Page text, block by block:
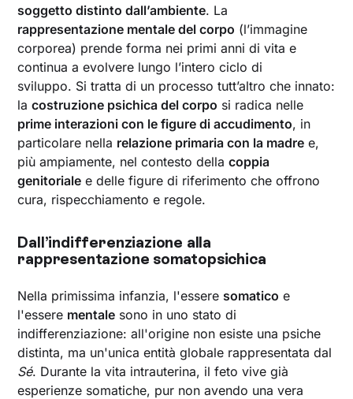
soggetto distinto dall’ambiente. La
rappresentazione mentale del corpo (l’immagine
corporea) prende forma nei primi anni di vita e
continua a evolvere lungo l’intero ciclo di
sviluppo. Si tratta di un processo tutt’altro che innato:
lacostruzione psichica del corpo si radica nelle
prime interazioni con le figure di accudimento, in
particolare nella relazione primaria con la madre e,
più ampiamente, nel contesto dellacoppia
genitoriale e delle figure di riferimento che offrono
cura, rispecchiamento e regole.
Dall’indifferenziazione alla
rappresentazione somatopsichica
Nella primissima infanzia, l'essere somatico e
l'essere mentale sono in uno stato di
indifferenziazione: all'origine non esiste una psiche
distinta, ma un'unica entità globale rappresentata dal
Sé. Durante la vita intrauterina, il feto vive già
esperienze somatiche, pur non avendo una vera